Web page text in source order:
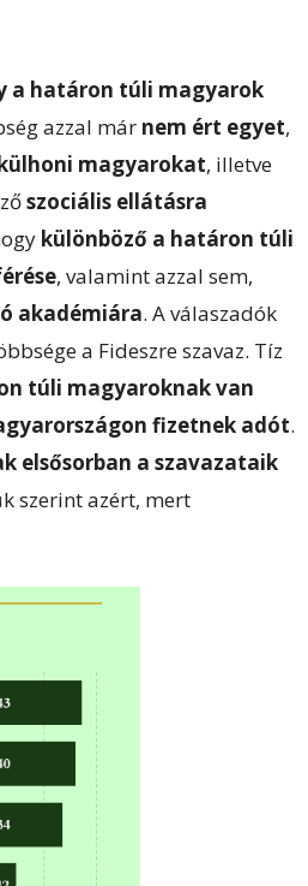
a határon túli magyarok
azzal már nem ért egyet,
magyarokat, illetve
szociális ellátásra
különböző a határon túli
, valamint azzal sem,
akadémiára. A válaszadók
a Fideszre szavaz. Tíz
túli magyaroknak van
fizetnek adót.
elsősorban a szavazataik
szerint azért, mert